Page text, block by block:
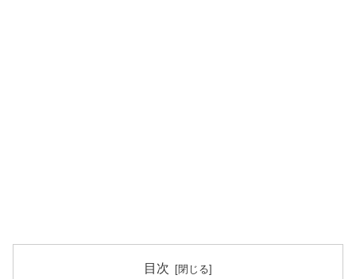
目次